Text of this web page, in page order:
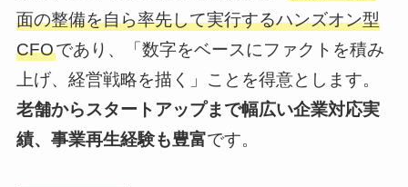
面の整備を自ら率先して実行するハンズオン型
CFOであり、「数字をベースにファクトを積み
上げ、経営戦略を描く」ことを得意とします。
老舗からスタートアップまで幅広い企業対応実
績、事業再生経験も豊富です。